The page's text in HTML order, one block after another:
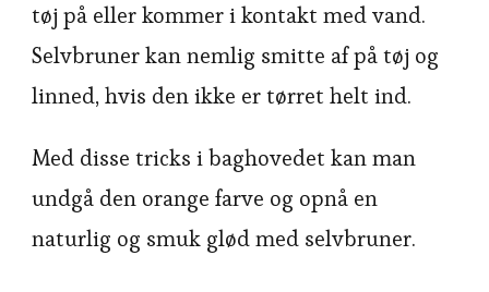
tøj på eller kommer i kontakt med vand.
Selvbruner kan nemlig smitte af på tøj og
linned, hvis den ikke er tørret helt ind.
Med disse tricks i baghovedet kan man
undgå den orange farve og opnå en
naturlig og smuk glød med selvbruner.